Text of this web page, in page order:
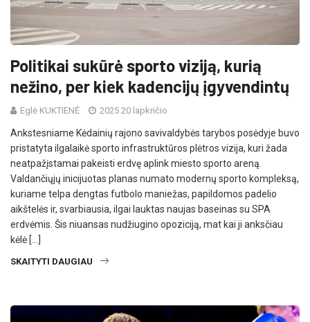
Politikai sukūrė sporto viziją, kurią
nežino, per kiek kadencijų įgyvendintų
Eglė KUKTIENĖ 2025 20 lapkričio
Ankstesniame Kėdainių rajono savivaldybės tarybos posėdyje buvo
pristatyta ilgalaikė sporto infrastruktūros plėtros vizija, kuri žada
neatpažįstamai pakeisti erdvę aplink miesto sporto areną.
Valdančiųjų inicijuotas planas numato modernų sporto kompleksą,
kuriame telpa dengtas futbolo maniežas, papildomos padelio
aikštelės ir, svarbiausia, ilgai lauktas naujas baseinas su SPA
erdvėmis. Šis niuansas nudžiugino opoziciją, mat kai ji anksčiau
kėlė […]
SKAITYTI DAUGIAU